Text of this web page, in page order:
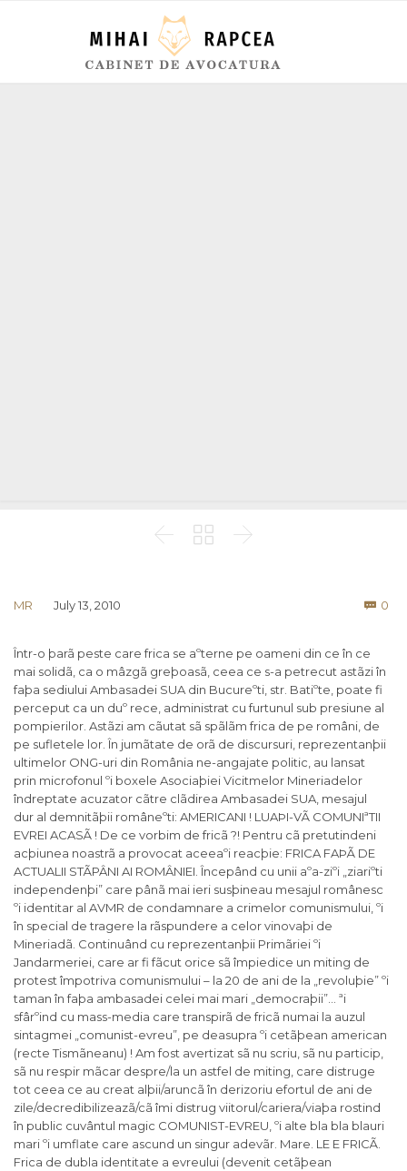
  
MR July 13, 2010  0
Într-o þarã peste care frica se aºterne pe oameni din ce în ce
mai solidã, ca o mâzgã greþoasã, ceea ce s-a petrecut astãzi în
faþa sediului Ambasadei SUA din Bucureºti, str. Batiºte, poate fi
perceput ca un duº rece, administrat cu furtunul sub presiune al
pompierilor. Astãzi am cãutat sã spãlãm frica de pe români, de
pe sufletele lor. În jumãtate de orã de discursuri, reprezentanþii
ultimelor ONG-uri din România ne-angajate politic, au lansat
prin microfonul ºi boxele Asociaþiei Vicitmelor Mineriadelor
îndreptate acuzator cãtre clãdirea Ambasadei SUA, mesajul
dur al demnitãþii româneºti: AMERICANI ! LUAÞI-VÃ COMUNIªTII
EVREI ACASÃ ! De ce vorbim de fricã ?! Pentru cã pretutindeni
acþiunea noastrã a provocat aceeaºi reacþie: FRICA FAÞÃ DE
ACTUALII STÃPÂNI AI ROMÂNIEI. Începând cu unii aºa-ziºi „ziariºti
independenþi” care pânã mai ieri susþineau mesajul românesc
ºi identitar al AVMR de condamnare a crimelor comunismului, ºi
în special de tragere la rãspundere a celor vinovaþi de
Mineriadã. Continuând cu reprezentanþii Primãriei ºi
Jandarmeriei, care ar fi fãcut orice sã împiedice un miting de
protest împotriva comunismului – la 20 de ani de la „revoluþie” ºi
taman în faþa ambasadei celei mai mari „democraþii”… ªi
sfârºind cu mass-media care transpirã de fricã numai la auzul
sintagmei „comunist-evreu”, pe deasupra ºi cetãþean american
(recte Tismãneanu) ! Am fost avertizat sã nu scriu, sã nu particip,
sã nu respir mãcar despre/la un astfel de miting, care distruge
tot ceea ce au creat alþii/aruncã în derizoriu efortul de ani de
zile/decredibilizeazã/cã îmi distrug viitorul/cariera/viaþa rostind
în public cuvântul magic COMUNIST-EVREU, ºi alte bla bla blauri
mari ºi umflate care ascund un singur adevãr. Mare. LE E FRICÃ.
Frica de dubla identitate a evreului (devenit cetãþean